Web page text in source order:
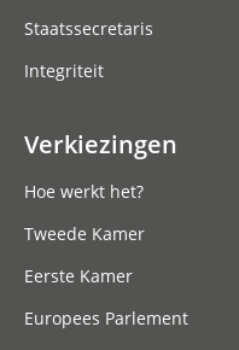
Staatssecretaris
Integriteit
Verkiezingen
Hoe werkt het?
Tweede Kamer
Eerste Kamer
Europees Parlement